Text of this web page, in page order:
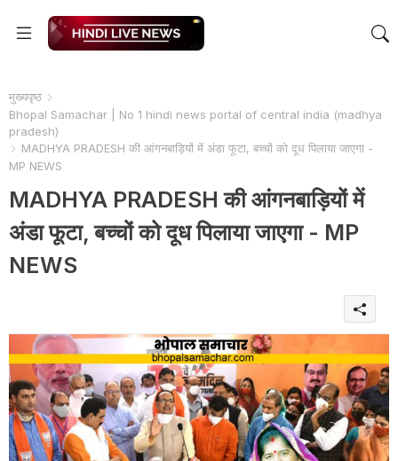
मुख्यपृष्ठ
Bhopal Samachar | No 1 hindi news portal of central india (madhya
pradesh)
MADHYA PRADESH की आंगनबाड़ियों में अंडा फूटा, बच्चों को दूध पिलाया जाएगा -
MP NEWS
MADHYA PRADESH की आंगनबाड़ियों में
अंडा फूटा, बच्चों को दूध पिलाया जाएगा - MP
NEWS